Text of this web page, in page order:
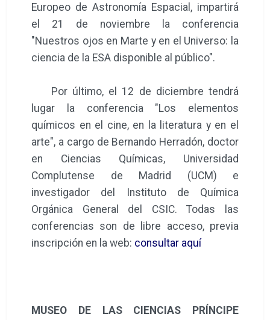
Europeo de Astronomía Espacial, impartirá
el 21 de noviembre la conferencia
"Nuestros ojos en Marte y en el Universo: la
ciencia de la ESA disponible al público".
Por último, el 12 de diciembre tendrá
lugar la conferencia "Los elementos
químicos en el cine, en la literatura y en el
arte", a cargo de Bernando Herradón, doctor
en Ciencias Químicas, Universidad
Complutense de Madrid (UCM) e
investigador del Instituto de Química
Orgánica General del CSIC. Todas las
conferencias son de libre acceso, previa
inscripción en la web: consultar aquí
MUSEO DE LAS CIENCIAS PRÍNCIPE